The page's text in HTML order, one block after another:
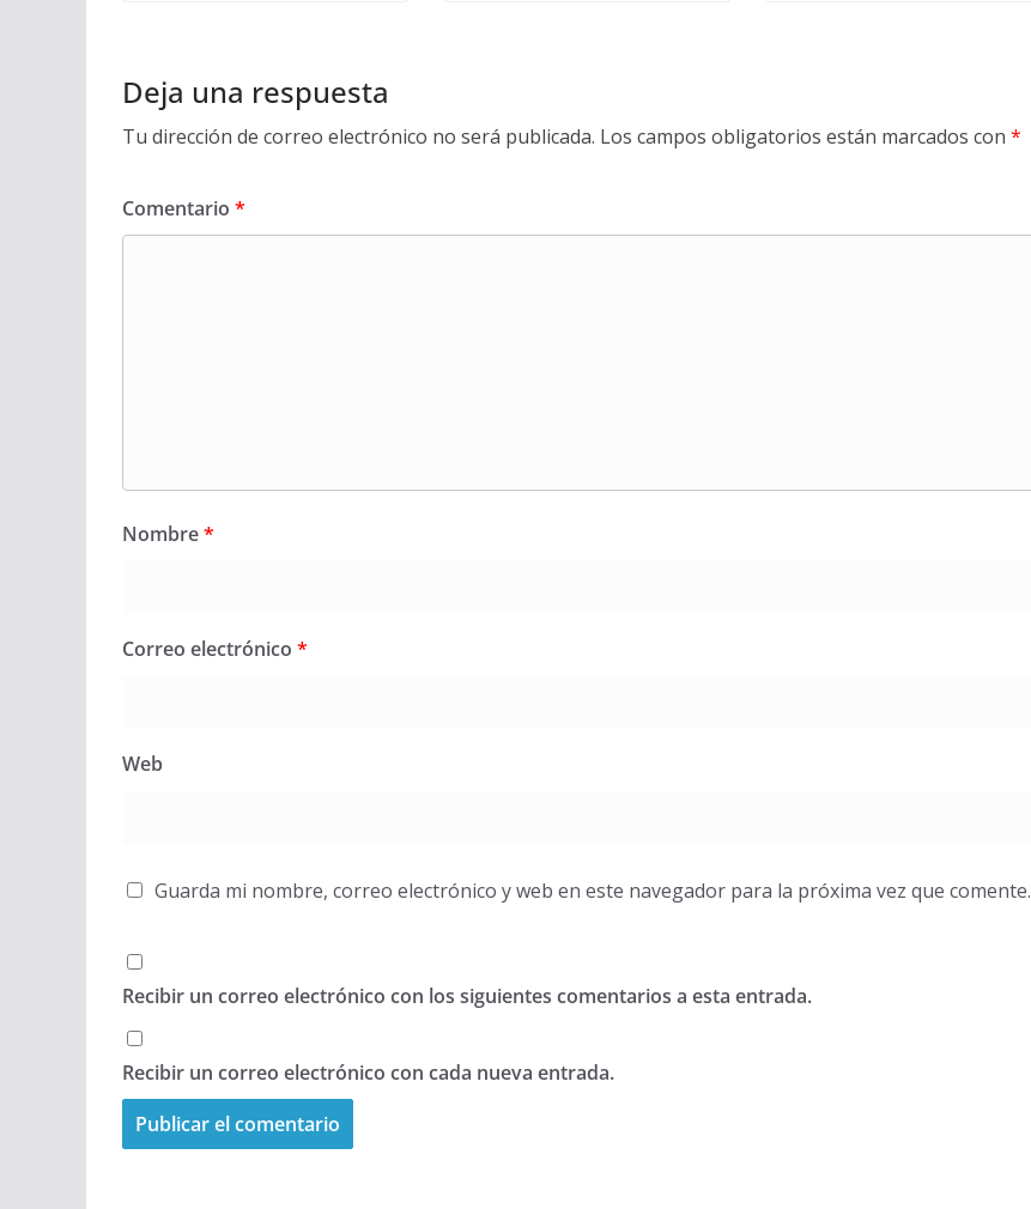
Deja una respuesta
Tu dirección de correo electrónico no será publicada. Los campos obligatorios están marcados con *
Comentario *
Nombre*
Correo electrónico *
Web
Guarda mi nombre, correo electrónico y web en este navegador para la próxima vez que comente.
Recibir un correo electrónico con los siguientes comentarios a esta entrada.
Recibir un correo electrónico con cada nueva entrada.